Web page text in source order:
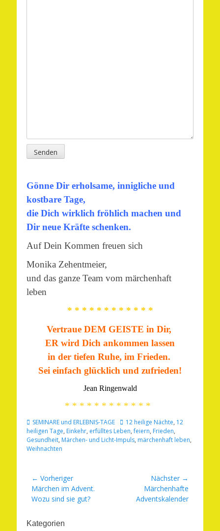
Senden
Gönne Dir erholsame, innigliche und
kostbare Tage,
die Dich wirklich fröhlich machen und
Dir neue Kräfte schenken.
Auf Dein Kommen freuen sich
Monika Zehentmeier,
und das ganze Team vom märchenhaft
leben
* * * * * * * * * * * *
Vertraue DEM GEISTE in Dir,
ER wird Dich ankommen lassen
in der tiefen Ruhe, im Frieden.
Sei einfach glücklich und zufrieden!
Jean Ringenwald
* * * * * * * * * * * *
Kategorien
SEMINARE und ERLEBNIS-TAGE Schlagworte
12 heilige Nächte, 12
heiligen Tage, Einkehr, erfülltes Leben,feiern, Frieden,
Gesundheit, Märchen- und Licht-Impuls, märchenhaft leben,
Weihnachten
Beitragsnavigation
← Vorheriger
Vorheriger
Beitrag:
Märchen im Advent.
Wozu sind sie gut?
Nächster →
Märchenhafte
Adventskalender
Kategorien